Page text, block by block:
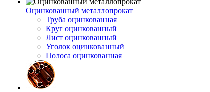
Оцинкованный металлопрокат
Труба оцинкованная
Круг оцинкованный
Лист оцинкованный
Уголок оцинкованный
Полоса оцинкованная